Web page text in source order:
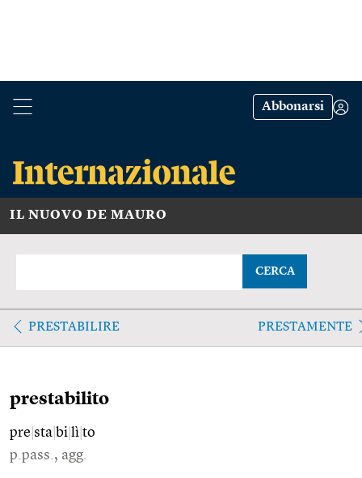
Abbonarsi
IL NUOVO DE MAURO
CERCA
PRESTABILIRE PRESTAMENTE
prestabilito
pre sta bi lì to
p.pass., agg.